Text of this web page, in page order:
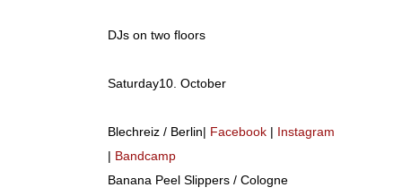
DJs on two floors
Saturday10. October
Blechreiz / Berlin| Facebook | Instagram
| Bandcamp
Banana Peel Slippers / Cologne